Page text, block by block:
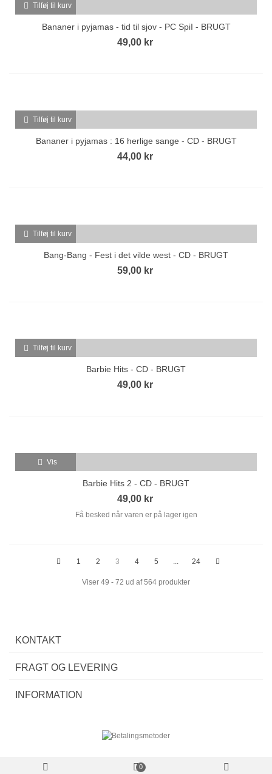
Tilføj til kurv
Bananer i pyjamas - tid til sjov - PC SpiI - BRUGT
49,00 kr
Tilføj til kurv
Bananer i pyjamas : 16 herlige sange - CD - BRUGT
44,00 kr
Tilføj til kurv
Bang-Bang - Fest i det vilde west - CD - BRUGT
59,00 kr
Tilføj til kurv
Barbie Hits - CD - BRUGT
49,00 kr
Vis
Barbie Hits 2 - CD - BRUGT
49,00 kr
Få besked når varen er på lager igen
1 2 3 4 5 ... 24
Viser 49 - 72 ud af 564 produkter
KONTAKT
FRAGT OG LEVERING
INFORMATION
0